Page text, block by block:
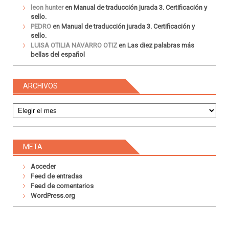
leon hunteren Manual de traducción jurada 3. Certificación y
sello.
PEDRO en Manual de traducción jurada 3. Certificación y
sello.
LUISA OTILIA NAVARRO OTIZ en Las diez palabras más
bellas del español
ARCHIVOS
META
Acceder
Feed de entradas
Feed de comentarios
WordPress.org